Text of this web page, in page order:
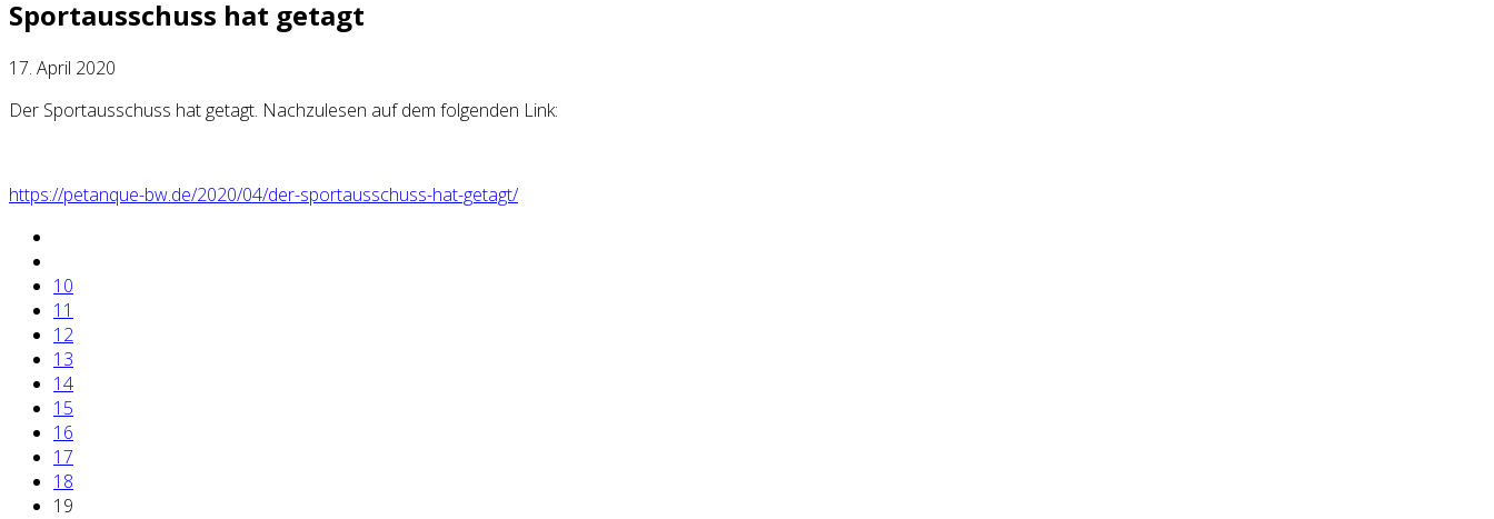
Sportausschuss hat getagt
17. April 2020
Der Sportausschuss hat getagt. Nachzulesen auf dem folgenden Link:
https://petanque-bw.de/2020/04/der-sportausschuss-hat-getagt/
10
11
12
13
14
15
16
17
18
19